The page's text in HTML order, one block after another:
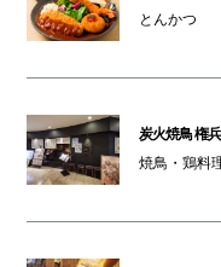
とんかつ
炭火焼鳥 権
焼鳥・鶏料